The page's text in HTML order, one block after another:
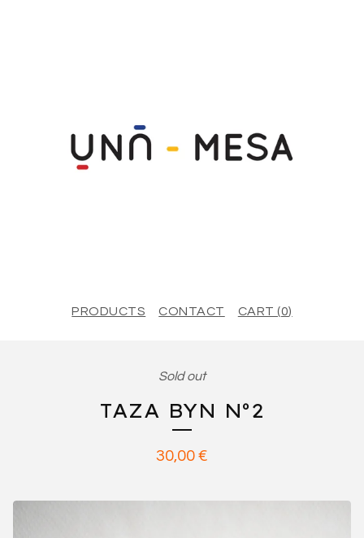
PRODUCTS CONTACT CART (0)
Sold out
TAZA BYN Nº2
30,00 €